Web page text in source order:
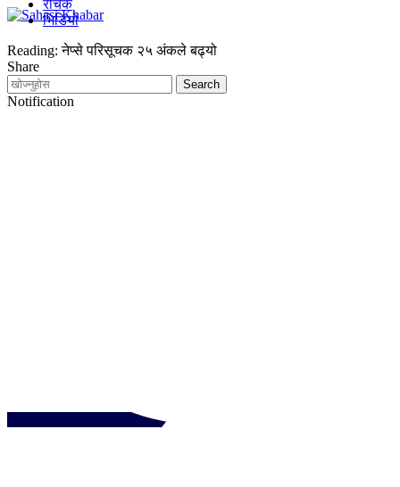
रोचक
भिडियो
Reading: नेप्से परिसूचक २५ अंकले बढ्यो
Share
Notification